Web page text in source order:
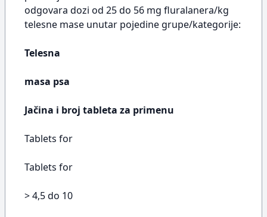
odgovara dozi od 25 do 56 mg fluralanera/kg
telesne mase unutar pojedine grupe/kategorije:
Telesna
masa psa
Jačina i broj tableta za primenu
Tablets for
Tablets for
> 4,5 do 10